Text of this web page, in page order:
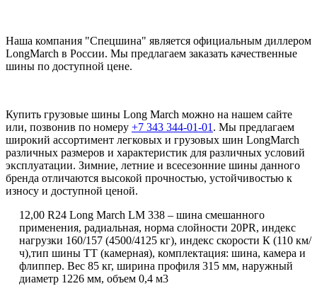
Наша компания "Спецшина" является официальным диллером
LongMarch в России. Мы предлагаем заказать качественные
шины по доступной цене.
Купить грузовые шины Long March можно на нашем сайте
или, позвонив по номеру +7 343 344-01-01 . Мы предлагаем
широкий ассортимент легковых и грузовых шин LongMarch
различных размеров и характеристик для различных условий
эксплуатации. Зимние, летние и всесезонние шины данного
бренда отличаются высокой прочностью, устойчивостью к
износу и доступной ценой.
12,00 R24 Long March LM 338 – шина смешанного
применения, радиальная, норма слойности 20PR, индекс
нагрузки 160/157 (4500/4125 кг), индекс скорости К (110 км/
ч),тип шины ТТ (камерная), комплектация: шина, камера и
флиппер. Вес 85 кг, ширина профиля 315 мм, наружный
диаметр 1226 мм, объем 0,4 м3